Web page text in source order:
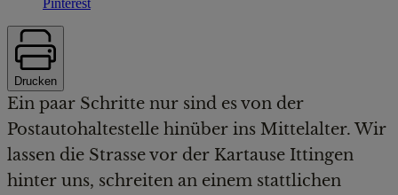
Drucken
Ein paar Schritte nur sind es von der
Postautohaltestelle hinüber ins Mittelalter. Wir
lassen die Strasse vor der Kartause Ittingen
hinter uns, schreiten an einem stattlichen